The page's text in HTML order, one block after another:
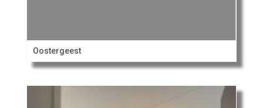
Oostergeest